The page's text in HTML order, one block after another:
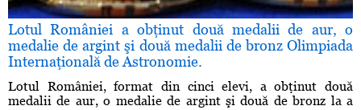
Lotul României a obţinut două medalii de aur, o
medalie de argint şi două medalii de bronz Olimpiada
Internaţională de Astronomie.
Lotul României, format din cinci elevi, a obţinut două
medalii de aur, o medalie de argint şi două de bronz la a